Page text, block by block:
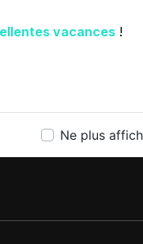
vacances !
Ne plus